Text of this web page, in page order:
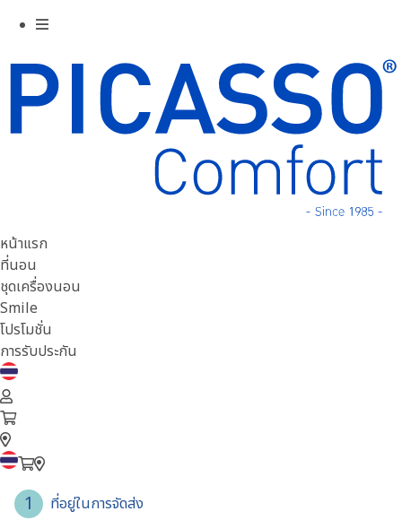
หน้าแรก
ที่นอน
ชุดเครื่องนอน
Smile
โปรโมชั่น
การรับประกัน
1 ที่อยู่ในการจัดส่ง